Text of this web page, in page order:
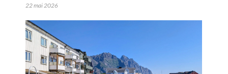
22 mai 2026